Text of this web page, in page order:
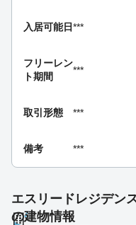
入居可能日***
フリーレン
ト期間
***
取引形態 ***
備考 ***
エスリードレジデン
の建物情報